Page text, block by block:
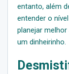
entanto, além
entender o
planejar
um dinheirinho.